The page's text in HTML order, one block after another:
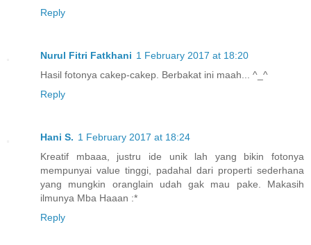
Reply
Nurul Fitri Fatkhani 1 February 2017 at 18:20
Hasil fotonya cakep-cakep. Berbakat ini maah... ^_^
Reply
Hani S. 1 February 2017 at 18:24
Kreatif mbaaa, justru ide unik lah yang bikin fotonya
mempunyai value tinggi, padahal dari properti sederhana
yang mungkin oranglain udah gak mau pake. Makasih
ilmunya Mba Haaan :*
Reply